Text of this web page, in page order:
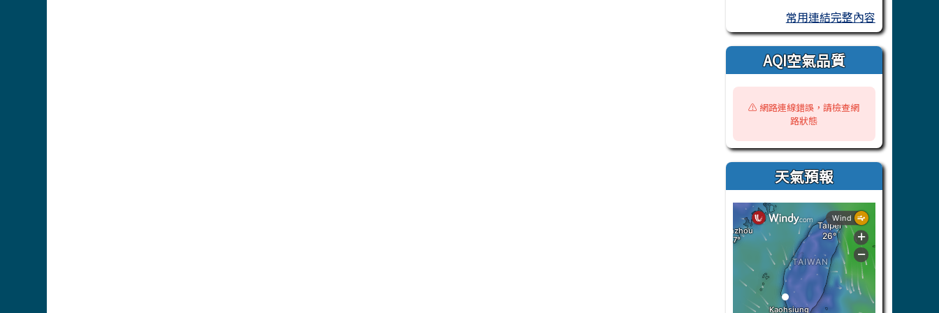
常用連結完整內容
AQI空氣品質
⚠️ 網路連線錯誤，請檢查網
路狀態
天氣預報